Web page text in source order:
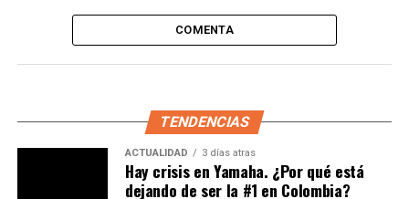
COMENTA
TENDENCIAS
ACTUALIDAD 3 días atras
Hay crisis en Yamaha. ¿Por qué está
dejando de ser la #1 en Colombia?